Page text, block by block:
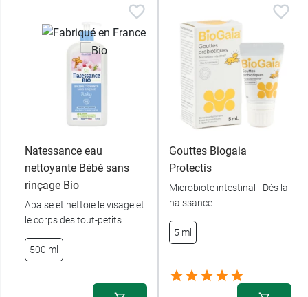
Natessance eau
nettoyante Bébé sans
rinçage Bio
Apaise et nettoie le visage et
le corps des tout-petits
500 ml
Gouttes Biogaia
Protectis
Microbiote intestinal - Dès la
naissance
5 ml